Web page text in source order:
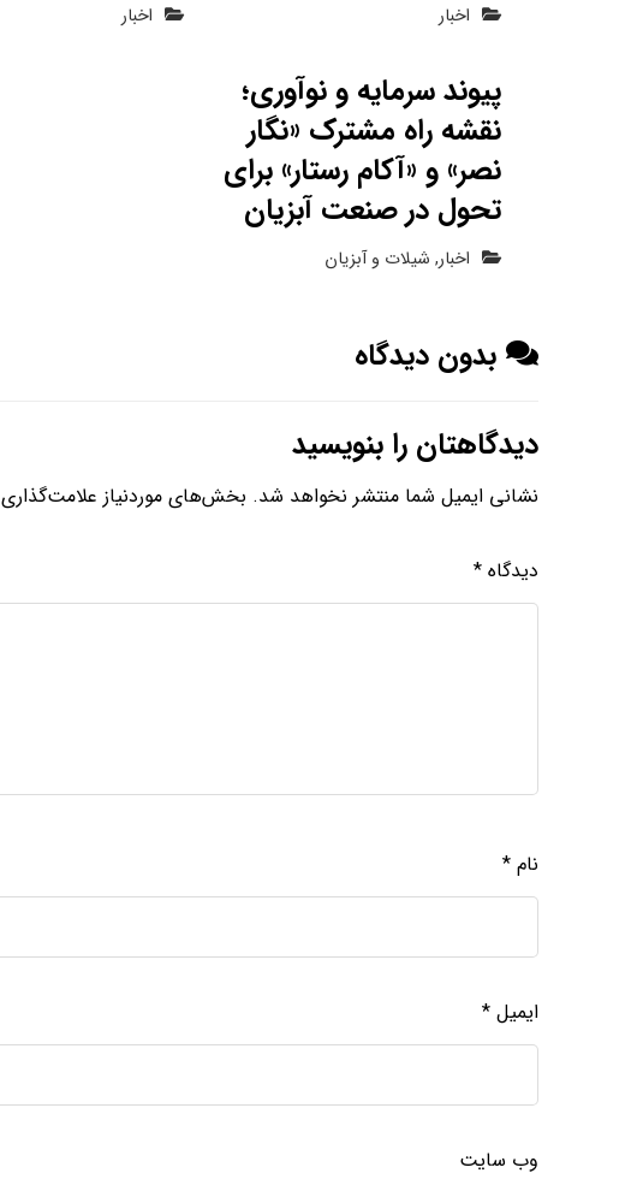
اخبار اخبار
پیوند سرمایه و نوآوری؛
نقشه راه مشترک «نگار
نصر» و «آکام رستار» برای
تحول در صنعت آبزیان
اخبار, شیلات و آبزیان
بدون دیدگاه
دیدگاهتان را بنویسید
نشانی ایمیل شما منتشر نخواهد شد. بخش‌های موردنیاز
دیدگاه *
نام *
ایمیل *
وب‌ سایت